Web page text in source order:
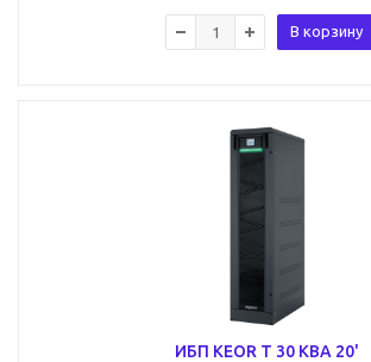
В корзину
ИБП KEOR T 30 KВA 20'